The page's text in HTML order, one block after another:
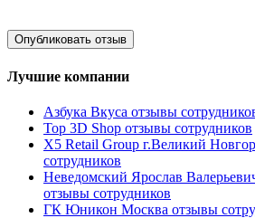
Лучшие компании
Азбука Вкуса отзывы
Top 3D Shop отзывы сотрудников
X5 Retail Group г.Великий
сотрудников
Неведомский Ярослав
отзывы сотрудников
ГК Юникон Москва отзывы